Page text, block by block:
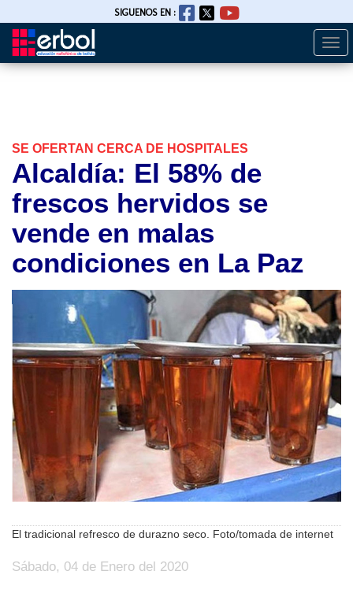
Pasar
SIGUENOS EN :
SE OFERTAN CERCA DE HOSPITALES
Alcaldía: El 58% de
frescos hervidos se
vende en malas
condiciones en La Paz
El tradicional refresco de durazno seco. Foto/tomada de internet
Sábado, 04 de Enero del 2020